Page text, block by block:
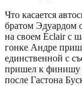
Что касается
братом Эдуардом
на своем Éclair с
гонке Андре
единственной с
пришел к
после Гастона